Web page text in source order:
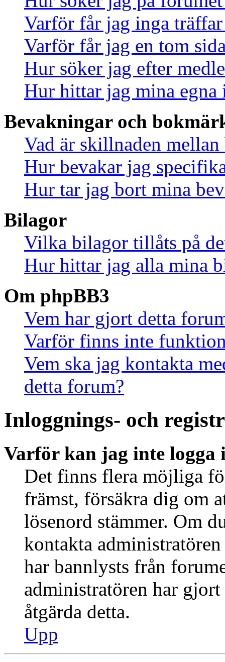
Varför får jag inga
Varför får jag en tom
Hur söker jag efter
Hur hittar jag mina egna
Bevakningar och
Vad är skillnaden
Hur bevakar jag
Hur tar jag bort mina
Bilagor
Vilka bilagor tillåts på
Hur hittar jag alla mina
Om phpBB3
Vem har gjort detta
Varför finns inte
Vem ska jag kontakta
detta forum?
Inloggnings- och
Varför kan jag inte logga
Det finns flera möjliga
främst, försäkra dig om
lösenord stämmer. Om
kontakta
har bannlysts från
administratören har
åtgärda detta.
Upp